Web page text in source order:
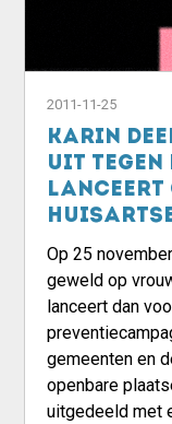
2011-11-25
Karin
uit tegen
lanceert
Op 25
geweld op
lanceert dan
gemeenten en
openbare
uitgedeeld met